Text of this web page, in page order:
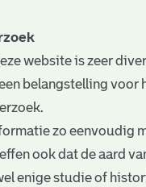
website is zeer
belangstelling voor
zo eenvoudig
ook dat de aard
enige studie of